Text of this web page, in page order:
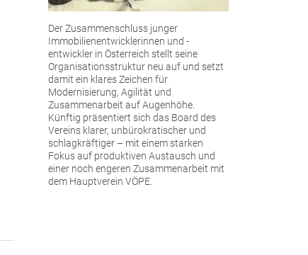
Der Zusammenschluss junger
Immobilienentwicklerinnen und -
entwickler in Österreich stellt seine
Organisationsstruktur neu auf und setzt
damit ein klares Zeichen für
Modernisierung, Agilität und
Zusammenarbeit auf Augenhöhe.
Künftig präsentiert sich das Board des
Vereins klarer, unbürokratischer und
schlagkräftiger – mit einem starken
Fokus auf produktiven Austausch und
einer noch engeren Zusammenarbeit mit
dem Hauptverein VÖPE.